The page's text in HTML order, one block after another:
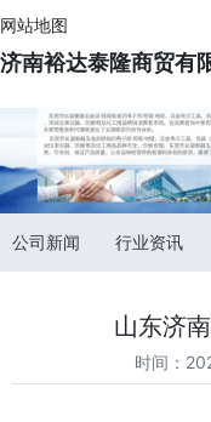
网站地图
济南裕达泰隆商贸有
公司新闻 行业资讯
山东济
时间：